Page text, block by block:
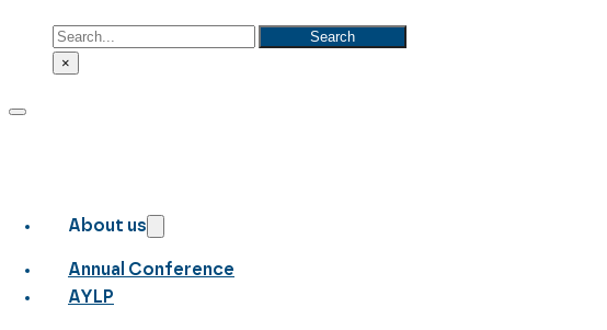
Search
Search
×
About us
Annual Conference
AYLP